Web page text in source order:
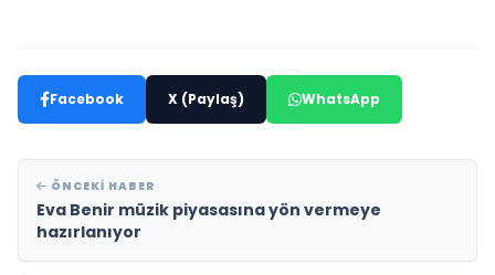
Facebook X (Paylaş) WhatsApp
ÖNCEKI HABER
Eva Benir müzik piyasasına yön vermeye
hazırlanıyor